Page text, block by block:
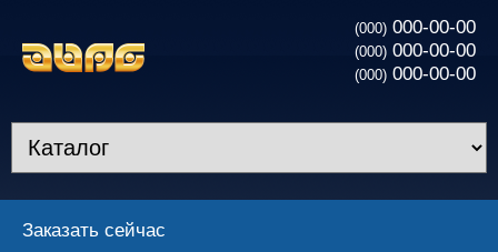
(000) 000-00-00
(000) 000-00-00
(000) 000-00-00
Заказать сейчас